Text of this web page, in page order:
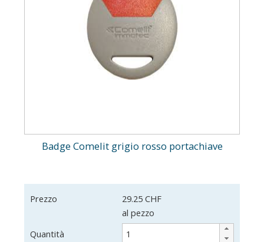
Badge Comelit grigio rosso portachiave
Prezzo
29.25 CHF
al pezzo
Quantità